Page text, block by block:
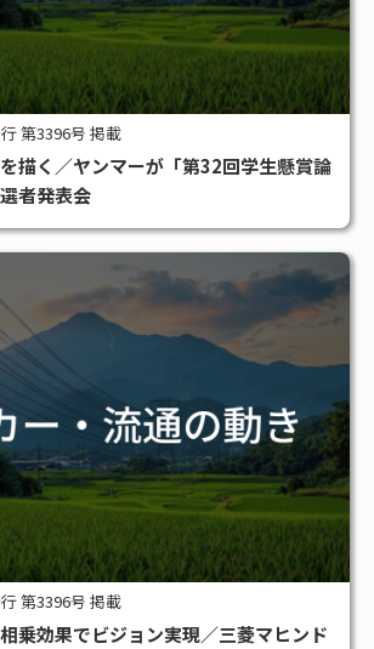
第3396号 掲載
描く／ヤンマーが「第32回学生懸賞論
者発表会
第3396号 掲載
乗効果でビジョン実現／三菱マヒンド